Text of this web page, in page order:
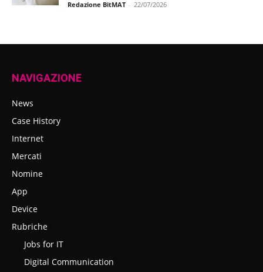
Redazione BitMAT - 22/07/2026
NAVIGAZIONE
News
Case History
Internet
Mercati
Nomine
App
Device
Rubriche
Jobs for IT
Digital Communication